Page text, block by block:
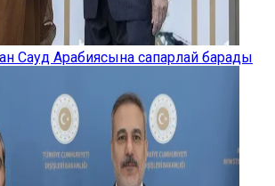
Сауд Арабиясына сапарлай барады